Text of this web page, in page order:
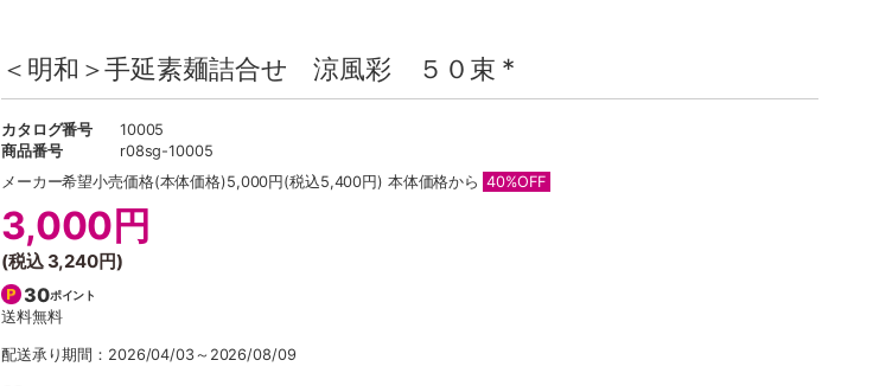
＜明和＞手延素麺詰合せ 涼風彩 ５０束 *
カタログ番号
10005
商品番号
r08sg-10005
メーカー希望小売価格(本体価格)5,000円(税込5,400円) 本体価格から 40%OFF
3,000円
(税込 3,240円)
30ポイント
送料無料
配送承り期間：2026/04/03～2026/08/09